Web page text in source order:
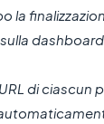
la
dashboard
di ciascun